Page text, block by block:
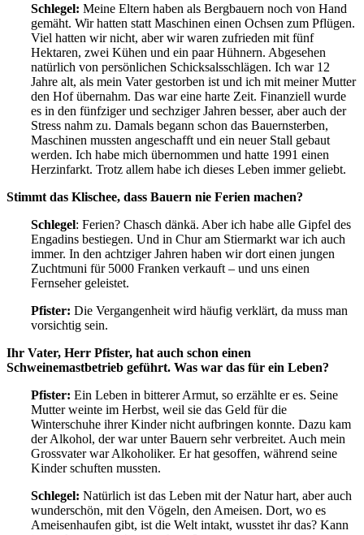
Schlegel: Meine Eltern haben als Bergbauern noch von Hand
gemäht. Wir hatten statt Maschinen einen Ochsen zum Pflügen.
Viel hatten wir nicht, aber wir waren zufrieden mit fünf
Hektaren, zwei Kühen und ein paar Hühnern. Abgesehen
natürlich von persönlichen Schicksalsschlägen. Ich war 12
Jahre alt, als mein Vater gestorben ist und ich mit meiner Mutter
den Hof übernahm. Das war eine harte Zeit. Finanziell wurde
es in den fünfziger und sechziger Jahren besser, aber auch der
Stress nahm zu. Damals begann schon das Bauernsterben,
Maschinen mussten angeschafft und ein neuer Stall gebaut
werden. Ich habe mich übernommen und hatte 1991 einen
Herzinfarkt. Trotz allem habe ich dieses Leben immer geliebt.
Stimmt das Klischee, dass Bauern nie Ferien machen?
Schlegel: Ferien? Chasch dänkä. Aber ich habe alle Gipfel des
Engadins bestiegen. Und in Chur am Stiermarkt war ich auch
immer. In den achtziger Jahren haben wir dort einen jungen
Zuchtmuni für 5000 Franken verkauft – und uns einen
Fernseher geleistet.
Pfister: Die Vergangenheit wird häufig verklärt, da muss man
vorsichtig sein.
Ihr Vater, Herr Pfister, hat auch schon einen
Schweinemastbetrieb geführt. Was war das für ein Leben?
Pfister: Ein Leben in bitterer Armut, so erzählte er es. Seine
Mutter weinte im Herbst, weil sie das Geld für die
Winterschuhe ihrer Kinder nicht aufbringen konnte. Dazu kam
der Alkohol, der war unter Bauern sehr verbreitet. Auch mein
Grossvater war Alkoholiker. Er hat gesoffen, während seine
Kinder schuften mussten.
Schlegel: Natürlich ist das Leben mit der Natur hart, aber auch
wunderschön, mit den Vögeln, den Ameisen. Dort, wo es
Ameisenhaufen gibt, ist die Welt intakt, wusstet ihr das? Kann